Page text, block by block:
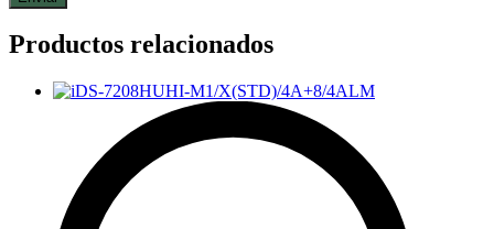
Productos relacionados